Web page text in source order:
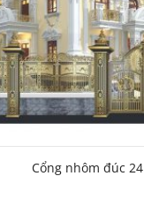
Cổng nhôm đúc 24